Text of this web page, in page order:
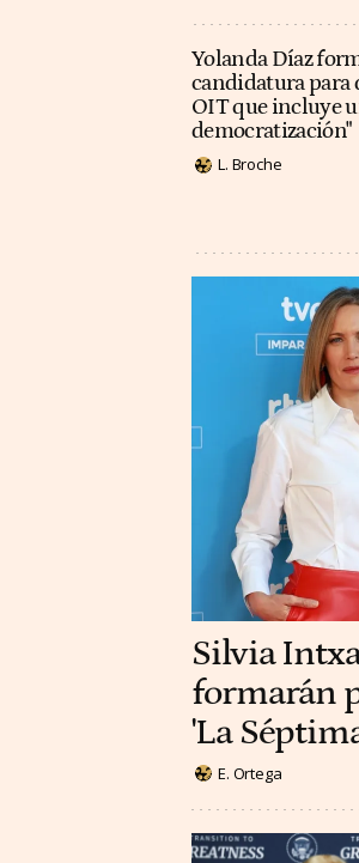
Yolanda Díaz
candidatura para
OIT que incluye
democratización"
L. Broche
Silvia
formarán
'La
E. Ortega